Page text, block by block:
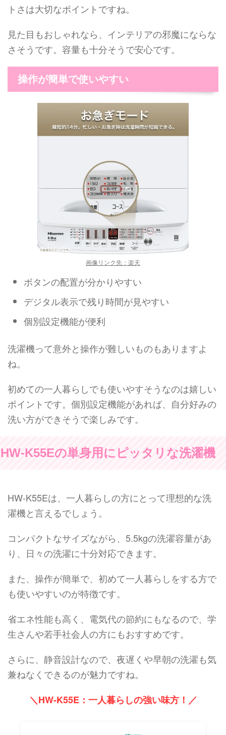
トさは大切なポイントですね。
見た目もおしゃれなら、インテリアの邪魔にならな
さそうです。容量も十分そうで安心です。
操作が簡単で使いやすい
画像リンク先：楽天
ボタンの配置が分かりやすい
デジタル表示で残り時間が見やすい
個別設定機能が便利
洗濯機って意外と操作が難しいものもありますよ
ね。
初めての一人暮らしでも使いやすそうなのは嬉しい
ポイントです。個別設定機能があれば、自分好みの
洗い方ができそうで楽しみです。
HW-K55Eの単身用にピッタリな洗濯機
HW-K55Eは、一人暮らしの方にとって理想的な洗
濯機と言えるでしょう。
コンパクトなサイズながら、5.5kgの洗濯容量があ
り、日々の洗濯に十分対応できます。
また、操作が簡単で、初めて一人暮らしをする方で
も使いやすいのが特徴です。
省エネ性能も高く、電気代の節約にもなるので、学
生さんや若手社会人の方にもおすすめです。
さらに、静音設計なので、夜遅くや早朝の洗濯も気
兼ねなくできるのが魅力ですね。
＼HW-K55E：一人暮らしの強い味方！／